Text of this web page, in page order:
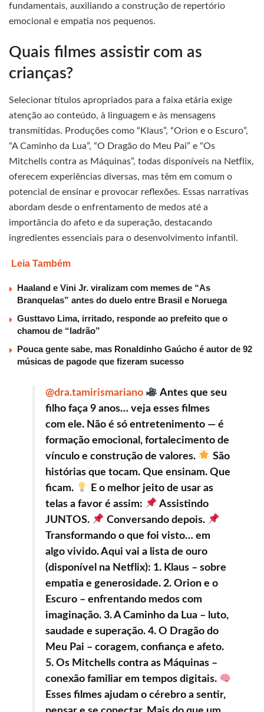
fundamentais, auxiliando a construção de repertório
emocional e empatia nos pequenos.
Quais filmes assistir com as
crianças?
Selecionar títulos apropriados para a faixa etária exige
atenção ao conteúdo, à linguagem e às mensagens
transmitidas. Produções como “Klaus”, “Orion e o Escuro”,
“A Caminho da Lua”, “O Dragão do Meu Pai” e “Os
Mitchells contra as Máquinas”, todas disponíveis na Netflix,
oferecem experiências diversas, mas têm em comum o
potencial de ensinar e provocar reflexões. Essas narrativas
abordam desde o enfrentamento de medos até a
importância do afeto e da superação, destacando
ingredientes essenciais para o desenvolvimento infantil.
Leia Também
Haaland e Vini Jr. viralizam com memes de “As
Branquelas” antes do duelo entre Brasil e Noruega
Gusttavo Lima, irritado, responde ao prefeito que o
chamou de “ladrão”
Pouca gente sabe, mas Ronaldinho Gaúcho é autor de 92
músicas de pagode que fizeram sucesso
@dra.tamirismariano
Antes que seu
filho faça 9 anos… veja esses filmes
com ele. Não é só entretenimento — é
formação emocional, fortalecimento de
vínculo e construção de valores.
São
histórias que tocam. Que ensinam. Que
ficam.
E o melhor jeito de usar as
telas a favor é assim:
Assistindo
JUNTOS.
Conversando depois.
Transformando o que foi visto… em
algo vivido. Aqui vai a lista de ouro
(disponível na Netflix): 1. Klaus – sobre
empatia e generosidade. 2. Orion e o
Escuro – enfrentando medos com
imaginação. 3. A Caminho da Lua – luto,
saudade e superação. 4. O Dragão do
Meu Pai – coragem, confiança e afeto.
5. Os Mitchells contra as Máquinas –
conexão familiar em tempos digitais.
Esses filmes ajudam o cérebro a sentir,